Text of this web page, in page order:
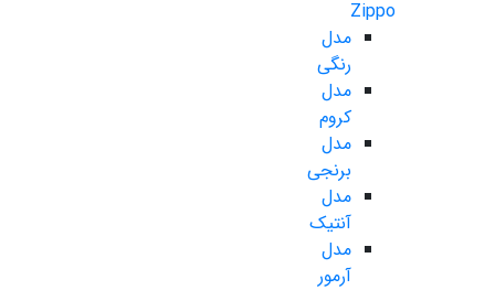
Zippo
مدل
رنگی
مدل
کروم
مدل
برنجی
مدل
آنتیک
مدل
آرمور